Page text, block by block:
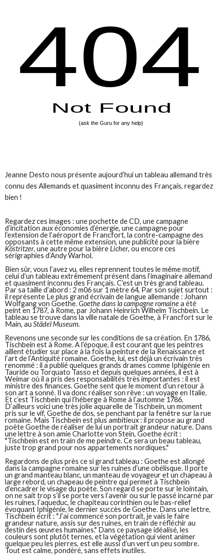
Jeanne Desto nous présente aujourd’hui un tableau allemand très
connu des Allemands et quasiment inconnu des Français, regardez
bien !
Regardez ces images : une pochette de CD, une campagne
d’incitation aux économies d’énergie, une campagne pour
l’extension de l’aéroport de Francfort, la contre-campagne des
opposants à cette même extension, une publicité pour la bière
Köstritzer, une autre pour la bièreLicher, ou encore ces
sérigraphies d’Andy Warhol.
Bien sûr, vous l’avez vu, elles reprennent toutes le même motif,
celui d’un tableau extrêmement présent dans l’imaginaire allemand
et quasiment inconnu des Français. C’est un très grand tableau.
Par sa taille d’abord : 2 m06 sur 1 mètre 64, Par son sujet surtout :
il représente Le plus grand écrivain de langue allemande : Johann
Wolfgang von Goethe.Goethe dans la campagne romainea été
peint en 1787, à Rome, par Johann Heinrich Wilhelm Tischbein. Le
tableau se trouve dans la ville natale de Goethe, à Francfort sur le
Main, auStädel Museum.
Revenons une seconde sur les conditions de sa création. En 1786,
Tischbein est à Rome. A l’époque, il est courant que les peintres
aillent étudier sur place à la fois la peinture de la Renaissance et
l’art de l’Antiquité romaine. Goethe, lui, est déjà un écrivain très
renommé : il a publié quelques grands drames comme Iphigénie en
Tauride ou Torquato Tasso et depuis quelques années, il est à
Weimar où il a pris des responsabilités très importantes : il est
ministre des finances. Goethe sent que le moment d’un retour à
son art a sonné. Il va donc réaliser son rêve : un voyage en Italie.
Et c’est Tischbein qui l’héberge à Rome à l’automne 1786.
D’ailleurs voici une très jolie aquarelle de Tischbein, un moment
pris sur le vif, Goethe de dos, se penchant par la fenêtre sur la rue
romaine. Mais Tischbein est plus ambitieux : il propose au grand
poète Goethe de réaliser de lui un portrait grandeur nature. Dans
une lettre à son amie Charlotte von Stein, Goethe écrit :
"Tischbein est en train de me peindre. Ce sera un beau tableau,
juste trop grand pour nos appartements nordiques."
Regardons de plus près ce si grand tableau : Goethe est allongé
dans la campagne romaine sur les ruines d’une obélisque. Il porte
un grand manteau blanc, un manteau de voyageur et un chapeau à
large rebord, un chapeau de peintre qui permet à Tischbein
d’encadrer le visage du poète. Son regard se porte sur le lointain,
on ne sait trop s’il se porte vers l’avenir ou sur le passé incarné par
les ruines, l’aqueduc, le chapiteau corinthien ou le bas-relief
évoquant Iphigénie, le dernier succès de Goethe. Dans une lettre,
Tischbein écrit : "J’ai commencé son portrait, je vais le faire
grandeur nature, assis sur des ruines, en train de réfléchir au
destin des œuvres humaines." Dans ce paysage idéalisé, les
couleurs sont plutôt ternes, et la végétation qui vient animer
quelque peu les pierres, est elle aussi d’un vert un peu sombre.
Tout est calme, pondéré, sans effets inutiles.